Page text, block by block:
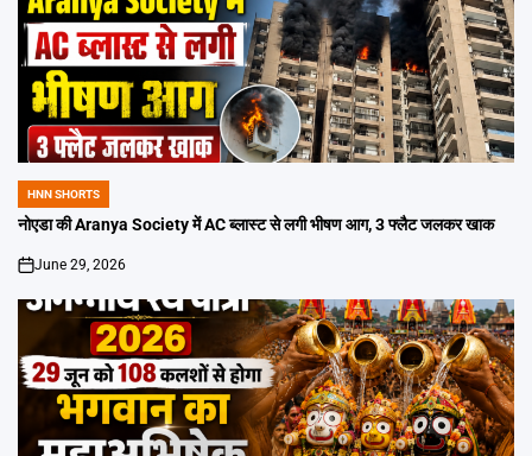
POSTED
IN
HNN SHORTS
नोएडा की Aranya Society में AC ब्लास्ट से लगी भीषण आग, 3 फ्लैट जलकर खाक
on
June 29, 2026